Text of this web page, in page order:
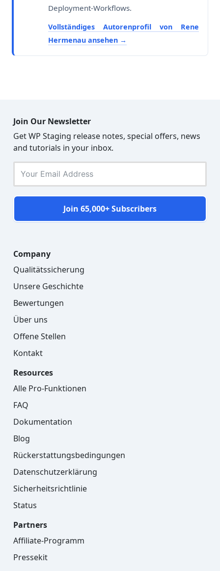
Deployment-Workflows.
Vollständiges Autorenprofil von Rene
Hermenau ansehen
Join Our Newsletter
Get WP Staging release notes, special offers, news
and tutorials in your inbox.
Join 65,000+ Subscribers
Company
Qualitätssicherung
Unsere Geschichte
Bewertungen
Über uns
Offene Stellen
Kontakt
Resources
Alle Pro-Funktionen
FAQ
Dokumentation
Blog
Rückerstattungsbedingungen
Datenschutzerklärung
Sicherheitsrichtlinie
Status
Partners
Affiliate-Programm
Pressekit